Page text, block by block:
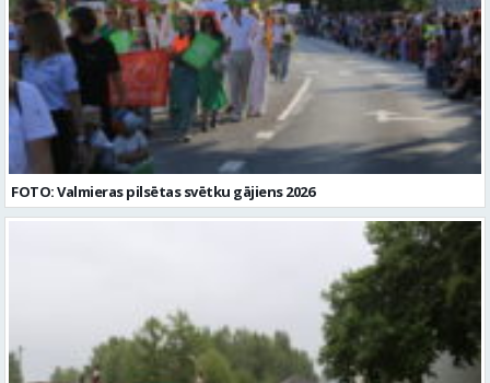
pārzinis ir VSIA “Strenču psihoneiroloģiskā slimnīca”,
kontaktinformācija: Valkas ielā 11, Strenčos, Valmieras novadā, LV
-4730, e-pasts: info@strencupns.lv. Papildu informāciju par
personas datu apstrādi jūs varat iegūt interneta mājas
lapā: https://strencupns.lv/ Profesija: AUDIOLOGOPĒDS Darba
vietas adrese: LATVIJA, Valkas iela 11, Strenči, Valmieras nov. Slodze:
Viena vesela slodze Darbības joma: Veselības aprūpe / Sociālā
aprūpe Pieteikto vietu skaits: 1 Aktuāla līdz: 2026-08-23
Kontaktpersona: CV sūtīt uz e- pastu: vakances@strencupns.lv
FOTO: Valmieras pilsētas svētku gājiens 2026